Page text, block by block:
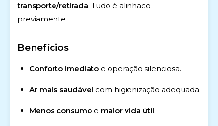
transporte/retirada. Tudo é alinhado
previamente.
Benefícios
Conforto imediato e operação silenciosa.
Ar mais saudável com higienização adequada.
Menos consumo e maior vida útil.